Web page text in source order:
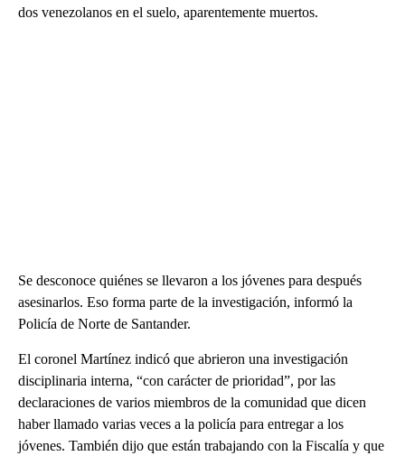
dos venezolanos en el suelo, aparentemente muertos.
Se desconoce quiénes se llevaron a los jóvenes para después
asesinarlos. Eso forma parte de la investigación, informó la
Policía de Norte de Santander.
El coronel Martínez indicó que abrieron una investigación
disciplinaria interna, “con carácter de prioridad”, por las
declaraciones de varios miembros de la comunidad que dicen
haber llamado varias veces a la policía para entregar a los
jóvenes. También dijo que están trabajando con la Fiscalía y que